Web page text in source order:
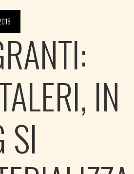
IN
SI